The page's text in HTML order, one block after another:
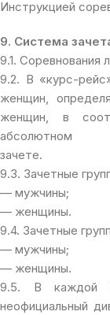
Инструкцией
9. Система
9.1. Соревнования
9.2. В «курс-
женщин,
женщин, в
абсолютном
зачете.
9.3. Зачетные
— мужчины;
— женщины.
9.4. Зачетные
— мужчины;
— женщины.
9.5. В каждой
неофициальный